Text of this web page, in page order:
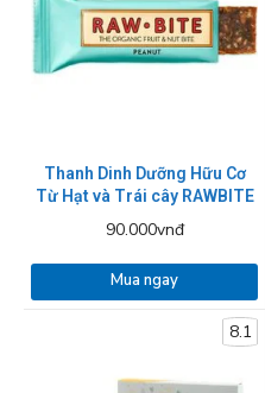
Thanh Dinh Dưỡng Hữu Cơ
Từ Hạt và Trái cây RAWBITE
90.000vnđ
Mua ngay
8.1